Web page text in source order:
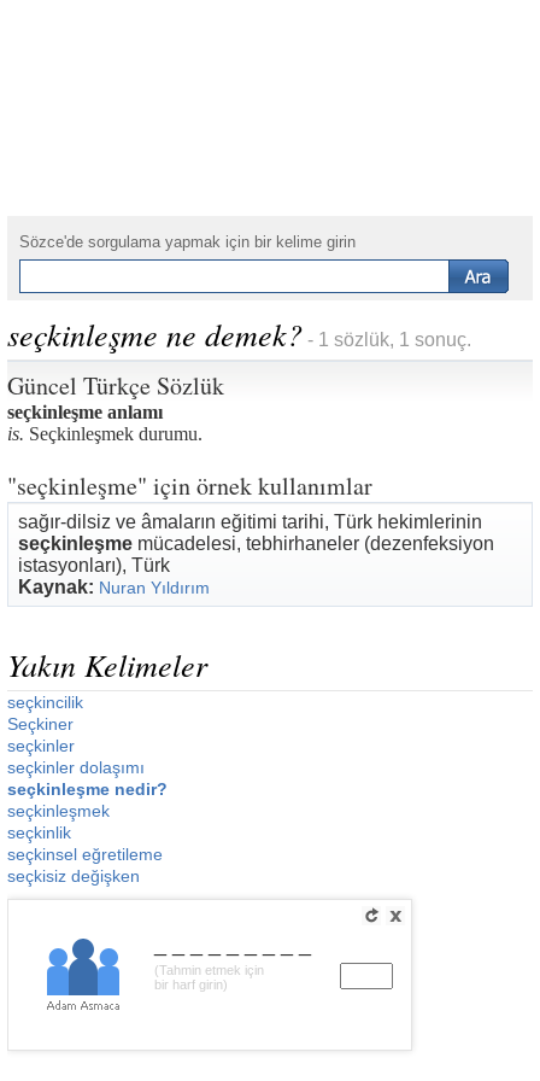
Sözce'de sorgulama yapmak için bir kelime girin
seçkinleşme ne demek? - 1 sözlük, 1 sonuç.
Güncel Türkçe Sözlük
seçkinleşme anlamı
is. Seçkinleşmek durumu.
"seçkinleşme" için örnek kullanımlar
sağır-dilsiz ve âmaların eğitimi tarihi, Türk hekimlerinin
seçkinleşme mücadelesi, tebhirhaneler (dezenfeksiyon
istasyonları), Türk
Kaynak: Nuran Yıldırım
Yakın Kelimeler
seçkincilik
Seçkiner
seçkinler
seçkinler dolaşımı
seçkinleşme nedir?
seçkinleşmek
seçkinlik
seçkinsel eğretileme
seçkisiz değişken
(Tahmin etmek için
bir harf girin)